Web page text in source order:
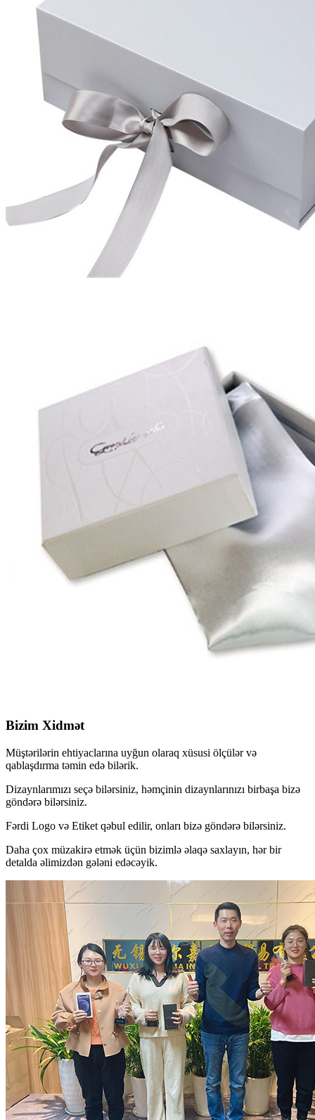
Bizim Xidmət
Müştərilərin ehtiyaclarına uyğun olaraq xüsusi ölçülər və
qablaşdırma təmin edə bilərik.
Dizaynlarımızı seçə bilərsiniz, həmçinin dizaynlarınızı birbaşa bizə
göndərə bilərsiniz.
Fərdi Logo və Etiket qəbul edilir, onları bizə göndərə bilərsiniz.
Daha çox müzakirə etmək üçün bizimlə əlaqə saxlayın, hər bir
detalda əlimizdən gələni edəcəyik.